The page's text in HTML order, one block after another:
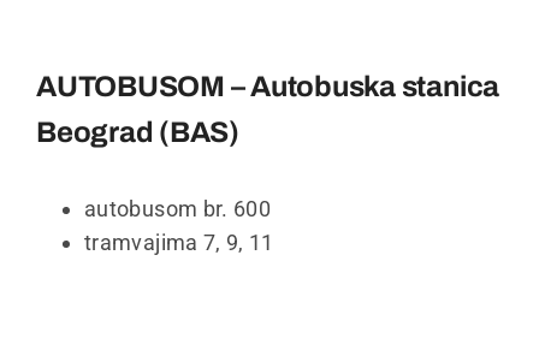
AUTOBUSOM – Autobuska stanica
Beograd (BAS)
autobusom br. 600
tramvajima 7, 9, 11